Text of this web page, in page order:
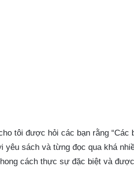
tôi được hỏi các bạn rằng “Các
yêu sách và từng đọc qua khá
cách thực sự đặc biệt và